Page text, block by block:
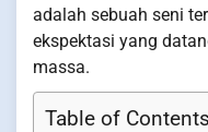
adalah sebuah seni
ekspektasi yang
massa.
Table of Contents